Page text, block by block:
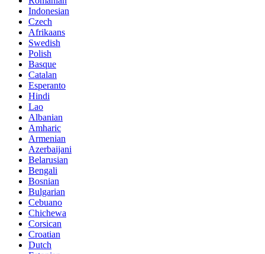
Indonesian
Czech
Afrikaans
Swedish
Polish
Basque
Catalan
Esperanto
Hindi
Lao
Albanian
Amharic
Armenian
Azerbaijani
Belarusian
Bengali
Bosnian
Bulgarian
Cebuano
Chichewa
Corsican
Croatian
Dutch